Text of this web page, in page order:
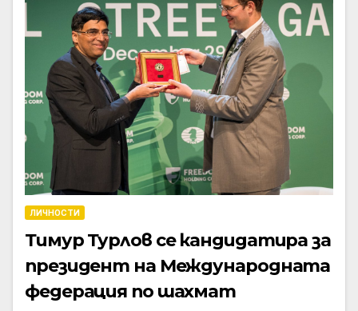
ЛИЧНОСТИ
Тимур Турлов се кандидатира за
президент на Международната
федерация по шахмат